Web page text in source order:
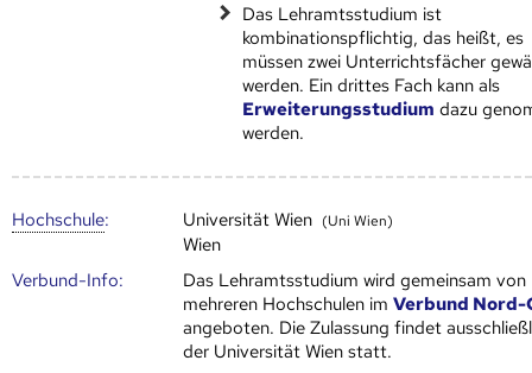
Das Lehramtsstudium ist
kombinationspflichtig, das heißt, es
müssen zwei Unterrichtsfächer
werden. Ein drittes Fach kann als
Erweiterungsstudium dazu
werden.
Hoch­schule: Universität Wien (Uni Wien)
Wien
Verbund-Info:
Das Lehramtsstudium wird gemeinsam von
mehreren Hoch­schulen imVerbund Nord-
angeboten. Die Zulassung findet
der Universität Wien statt.